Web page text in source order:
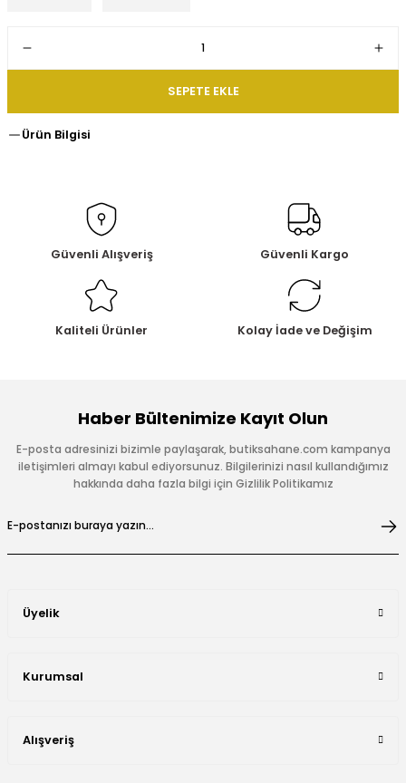
SEPETE EKLE
Ürün Bilgisi
Güvenli Alışveriş Güvenli Kargo
Kaliteli Ürünler Kolay İade ve Değişim
Haber Bültenimize Kayıt Olun
E-posta adresinizi bizimle paylaşarak, butiksahane.com kampanya
iletişimleri almayı kabul ediyorsunuz. Bilgilerinizi nasıl kullandığımız
hakkında daha fazla bilgi için Gizlilik Politikamız
Üyelik
Kurumsal
Alışveriş